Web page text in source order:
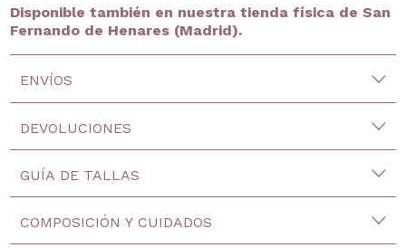
Disponible también en nuestra tienda física de San
Fernando de Henares (Madrid).
ENVÍOS
DEVOLUCIONES
GUÍA DE TALLAS
COMPOSICIÓN Y CUIDADOS